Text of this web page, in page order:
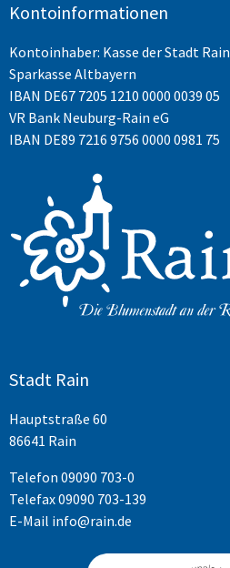
Kontoinformationen
Kontoinhaber: Kasse der Stadt Rain
Sparkasse Altbayern
IBAN DE67 7205 1210 0000 0039 05
VR Bank Neuburg-Rain eG
IBAN DE89 7216 9756 0000 0981 75
Stadt Rain
Hauptstraße 60
86641 Rain
Telefon 09090 703-0
Telefax 09090 703-139
E-Mail info@rain.de